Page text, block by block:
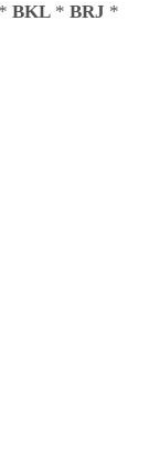
* BKL * BRJ *